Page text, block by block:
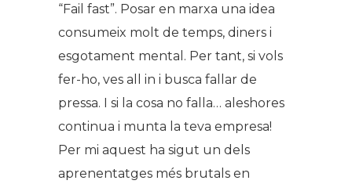
“Fail fast”. Posar en marxa una idea
consumeix molt de temps, diners i
esgotament mental. Per tant, si vols
fer-ho, ves all in i busca fallar de
pressa. I si la cosa no falla… aleshores
continua i munta la teva empresa!
Per mi aquest ha sigut un dels
aprenentatges més brutals en